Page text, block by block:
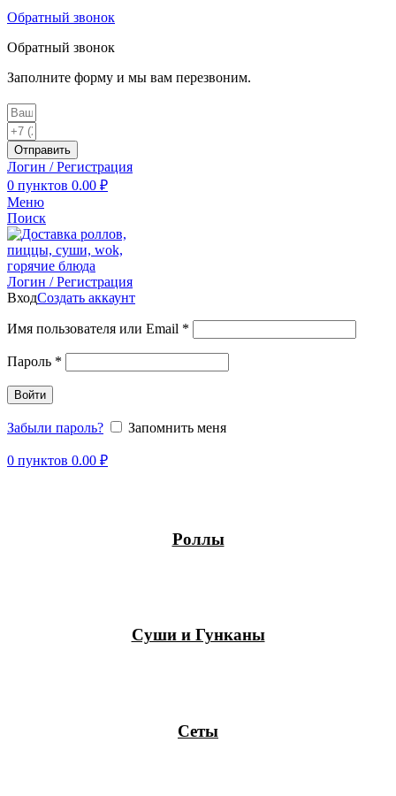
Обратный звонок
Обратный звонок
Заполните форму и мы вам перезвоним.
Отправить
Логин / Регистрация
0 пунктов 0.00 ₽
Меню
Поиск
Логин / Регистрация
ВходСоздать аккаунт
Имя пользователя или Email *
Пароль *
Войти
Забыли пароль? Запомнить меня
0 пунктов 0.00 ₽
Роллы
Суши и Гунканы
Сеты